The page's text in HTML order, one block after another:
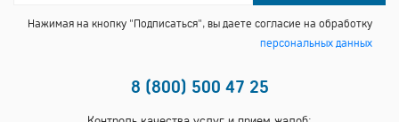
Нажимая на кнопку "Подписаться", вы даете согласие на обработку
персональных данных
8 (800) 500 47 25